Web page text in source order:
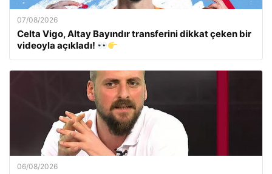
07/08/2026
Celta Vigo, Altay Bayındır transferini dikkat çeken bir
videoyla açıkladı!
06/08/2026